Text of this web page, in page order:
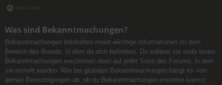
Nach oben
Was sind Bekanntmachungen?
Bekanntmachungen beinhalten meist wichtige Informationen zu dem
Bereich des Boards, in dem du dich befindest. Du solltest sie stets lesen.
Bekanntmachungen erscheinen oben auf jeder Seite des Forums, in dem
sie erstellt wurden. Wie bei globalen Bekanntmachungen hängt es von
deinen Berechtigungen ab, ob du Bekanntmachungen erstellen kannst